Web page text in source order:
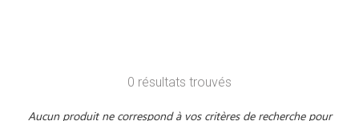
0 résultats trouvés
Aucun produit ne correspond à vos critères de recherche pour